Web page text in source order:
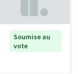
Soumise au
vote